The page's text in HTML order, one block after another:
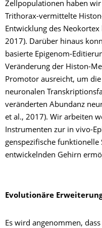
Zellpopulationen haben
Trithorax-vermittelte
Entwicklung des
2017). Darüber hinaus
basierte Epigenom-
Veränderung der Histon-
Promotor ausreicht, um
neuronalen
veränderten Abundanz
et al., 2017). Wir arbeiten
Instrumenten zur in vivo-
genspezifische funktionelle
entwickelnden Gehirn
Evolutionäre
Es wird angenommen,